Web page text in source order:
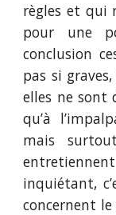
règles et qui
pour une
conclusion
pas si
elles ne sont
qu’à
mais
inquiétant,
concernent